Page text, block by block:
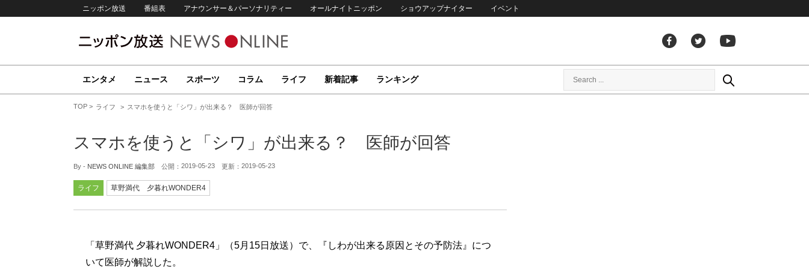
ニッポン放送 番組表 アナウンサー＆パーソナリティー オールナイトニッポン ショウアップナイター イベント
エンタメ ニュース スポーツ コラム ライフ 新着記事 ランキング
TOP ライフ スマホを使うと「シワ」が出来る？ 医師が回答
スマホを使うと「シワ」が出来る？ 医師が回答
By - NEWS ONLINE 編集部 公開： 2019-05-23 更新： 2019-05-23
ライフ 草野満代 夕暮れWONDER4
「草野満代 夕暮れWONDER4」（5月15日放送）で、『しわが出来る原因とその予防法』につ
いて医師が解説した。